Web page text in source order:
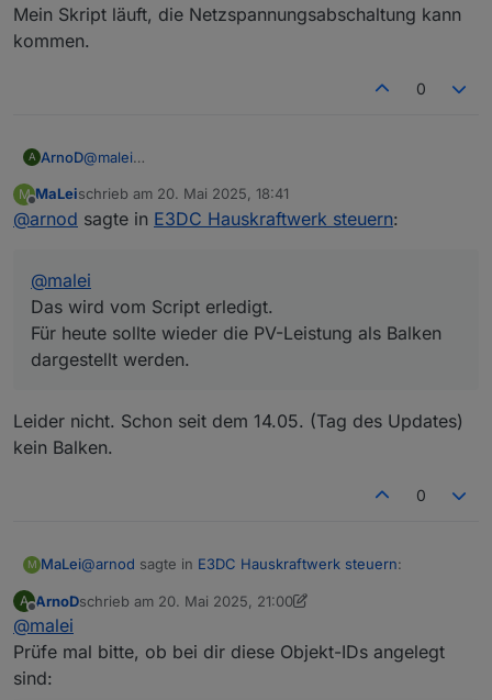
Mein Skript läuft, die Netzspannungsabschaltung kann
kommen.
0
A ArnoD@malei
Für heute sollte wieder die PV-Leistung als Balken
dargestellt werden.
M
Offline
MaLeischrieb am 20. Mai 2025, 18:41
zuletzt editiert von
@arnod sagte in E3DC Hauskraftwerk steuern:
@malei
Das wird vom Script erledigt.
Für heute sollte wieder die PV-Leistung als Balken
dargestellt werden.
Leider nicht. Schon seit dem 14.05. (Tag des Updates)
kein Balken.
0
M MaLei@arnod sagte in E3DC Hauskraftwerk steuern:
Das wird vom Script erledigt.
Für heute sollte wieder die PV-Leistung als Balken
Leider nicht. Schon seit dem 14.05. (Tag des Updates)
A
Offline
ArnoDschrieb am 20. Mai 2025, 21:00
zuletzt editiert von ArnoD
@malei
Prüfe mal bitte, ob bei dir diese Objekt-IDs angelegt
sind: